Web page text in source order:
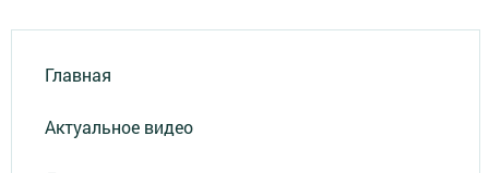
Главная
Актуальное видео